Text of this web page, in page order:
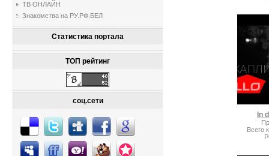
ТВ ОНЛАЙН
Знакомства на РУ.РФ.БЕЛ
Статистика портала
ТОП рейтинг
соц.сети
In
Всего